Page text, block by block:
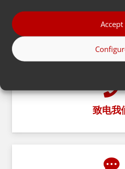
Accept
想联系我们的支持部门
我们的服务时间为欧洲中部时
4:30。
致电我